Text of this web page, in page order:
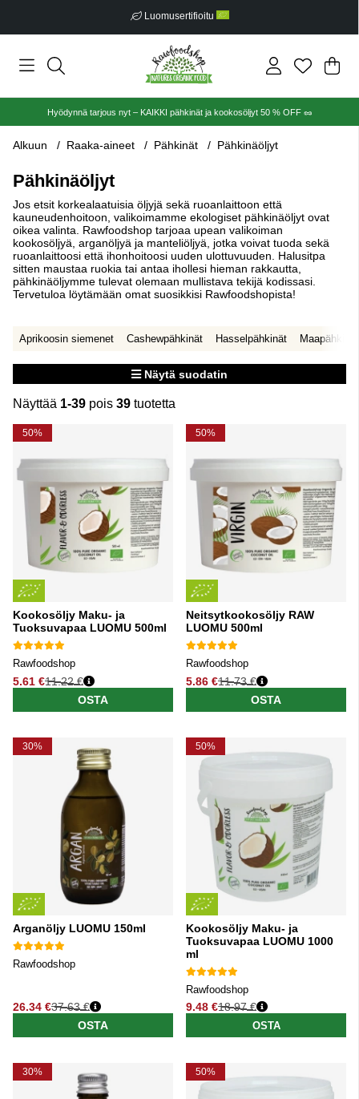
Ilmainen toimitus alkaen €30
.
Hyödynnä tarjous nyt – KAIKKI pähkinät ja kookosöljyt 50 % OFF 🥜
Alkuun Raaka-aineet Pähkinät Pähkinäöljyt
Pähkinäöljyt
Jos etsit korkealaatuisia öljyjä sekä ruoanlaittoon että
kauneudenhoitoon, valikoimamme ekologiset pähkinäöljyt ovat
oikea valinta. Rawfoodshop tarjoaa upean valikoiman
kookosöljyä, arganöljyä ja manteliöljyä, jotka voivat tuoda sekä
ruoanlaittoosi että ihonhoitoosi uuden ulottuvuuden. Halusitpa
sitten maustaa ruokia tai antaa ihollesi hieman rakkautta,
pähkinäöljymme tulevat olemaan mullistava tekijä kodissasi.
Tervetuloa löytämään omat suosikkisi Rawfoodshopista!
Aprikoosin siemenet Cashewpähkinät Hasselpähkinät Maapähkinät
Näytä suodatin
Näyttää 1-39 pois 39 tuotetta
Tuotteet
50%
Kookosöljy Maku- ja
Tuoksuvapaa LUOMU 500ml
Rawfoodshop
5.61 €
Normaali hinta
11.22 €
OSTA
50%
Neitsytkookosöljy RAW
LUOMU 500ml
Rawfoodshop
5.86 €
Normaali hinta
11.73 €
OSTA
30%
Arganöljy LUOMU 150ml
Rawfoodshop
26.34 €
Normaali hinta
37.63 €
OSTA
50%
Kookosöljy Maku- ja
Tuoksuvapaa LUOMU 1000
ml
Rawfoodshop
9.48 €
Normaali hinta
18.97 €
OSTA
30% 50%